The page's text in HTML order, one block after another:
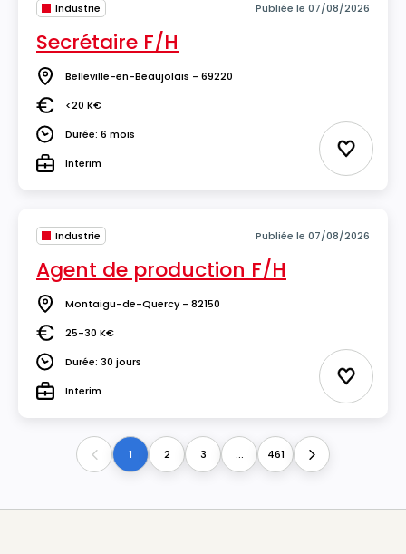
Industrie Publiée le 07/08/2026
Secrétaire F/H
Lieu Belleville-en-Beaujolais - 69220
Salaire<20 K€
DuréeDurée: 6 mois
TypeInterim Ajouter
Industrie Publiée le 07/08/2026
Agent de production F/H
Lieu Montaigu-de-Quercy - 82150
Salaire25-30 K€
DuréeDurée: 30 jours
TypeInterim Ajouter
Previous1 2 3 ... 461 Next